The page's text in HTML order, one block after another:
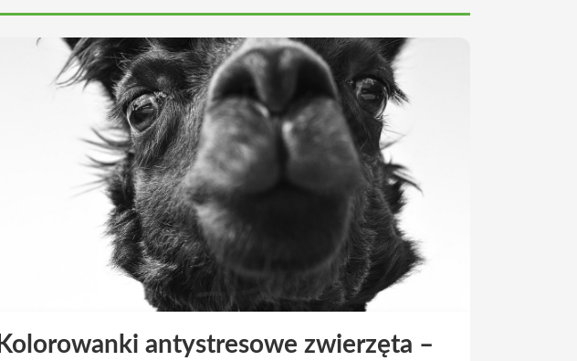
Kolorowanki antystresowe zwierzęta –